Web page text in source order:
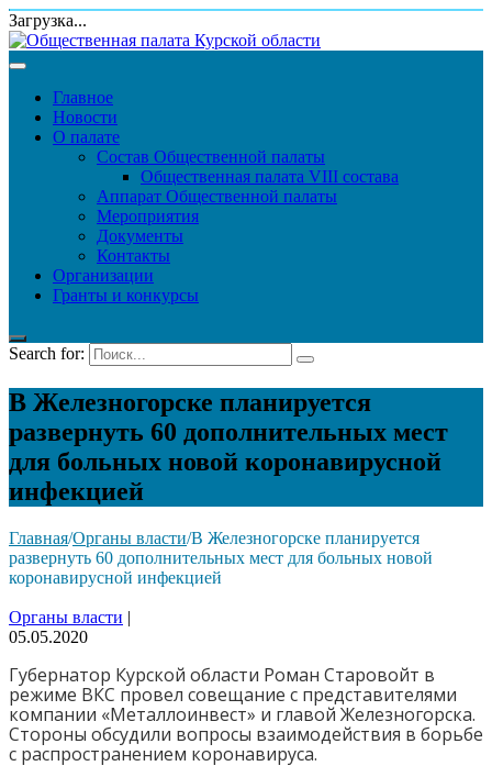
Загрузка...
Главное
Новости
О палате
Состав Общественной палаты
Общественная палата VIII состава
Аппарат Общественной палаты
Мероприятия
Документы
Контакты
Организации
Гранты и конкурсы
Search for:
В Железногорске планируется
развернуть 60 дополнительных мест
для больных новой коронавирусной
инфекцией
Главная/Органы власти/В Железногорске планируется
развернуть 60 дополнительных мест для больных новой
коронавирусной инфекцией
Органы власти |
05.05.2020
Губернатор Курской области Роман Старовойт в
режиме ВКС провел совещание с представителями
компании «Металлоинвест» и главой Железногорска.
Стороны обсудили вопросы взаимодействия в борьбе
с распространением коронавируса.